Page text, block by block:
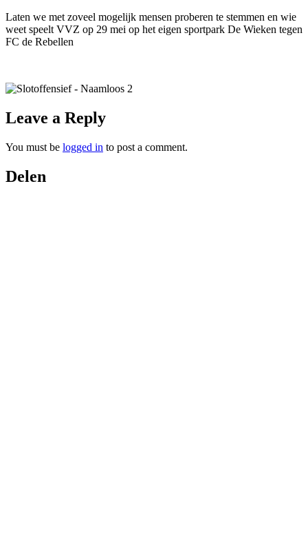
Laten we met zoveel mogelijk mensen proberen te stemmen en wie
weet speelt VVZ op 29 mei op het eigen sportpark De Wieken tegen
FC de Rebellen
Leave a Reply
You must be logged in to post a comment.
Delen